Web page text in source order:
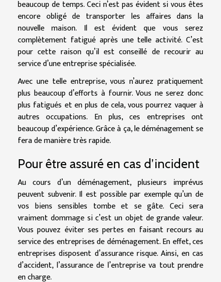
beaucoup de temps. Ceci n’est pas évident si vous êtes
encore obligé de transporter les affaires dans la
nouvelle maison. Il est évident que vous serez
complètement fatigué après une telle activité. C’est
pour cette raison qu’il est conseillé de recourir au
service d’une entreprise spécialisée.
Avec une telle entreprise, vous n’aurez pratiquement
plus beaucoup d’efforts à fournir. Vous ne serez donc
plus fatigués et en plus de cela, vous pourrez vaquer à
autres occupations. En plus, ces entreprises ont
beaucoup d’expérience. Grâce à ça, le déménagement se
fera de manière très rapide.
Pour être assuré en cas d’incident
Au cours d’un déménagement, plusieurs imprévus
peuvent subvenir. Il est possible par exemple qu’un de
vos biens sensibles tombe et se gâte. Ceci sera
vraiment dommage si c’est un objet de grande valeur.
Vous pouvez éviter ses pertes en faisant recours au
service des entreprises de déménagement. En effet, ces
entreprises disposent d’assurance risque. Ainsi, en cas
d’accident, l’assurance de l’entreprise va tout prendre
en charge.